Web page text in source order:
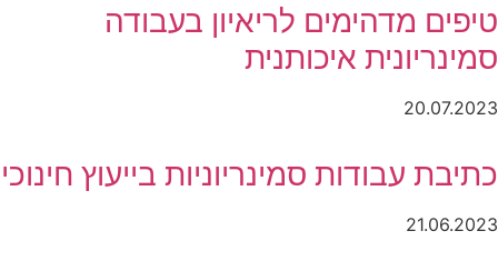
טיפים מדהימים לריאיון בעבודה
סמינריונית איכותנית
20.07.2023
כתיבת עבודות סמינריוניות בייעוץ חינוכי
21.06.2023